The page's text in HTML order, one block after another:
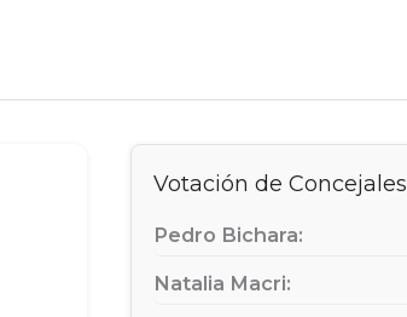
Votación de Concejales
Pedro Bichara:
Natalia Macri: